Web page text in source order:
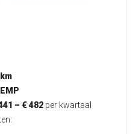
– € 482 per kwartaal